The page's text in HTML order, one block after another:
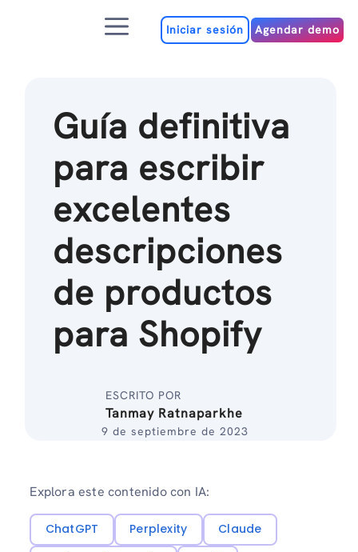
MenúIniciar sesión Agendar demo
Guía definitiva
para escribir
excelentes
descripciones
de productos
para Shopify
ESCRITO POR
Tanmay Ratnaparkhe
9 de septiembre de 2023
Explora este contenido con IA:
ChatGPT Perplexity
Claude